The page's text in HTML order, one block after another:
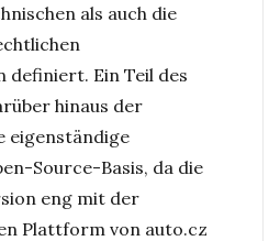
als auch die
definiert. Ein Teil des
hinaus der
eigenständige
Source-Basis, da die
eng mit der
Plattform von auto.cz